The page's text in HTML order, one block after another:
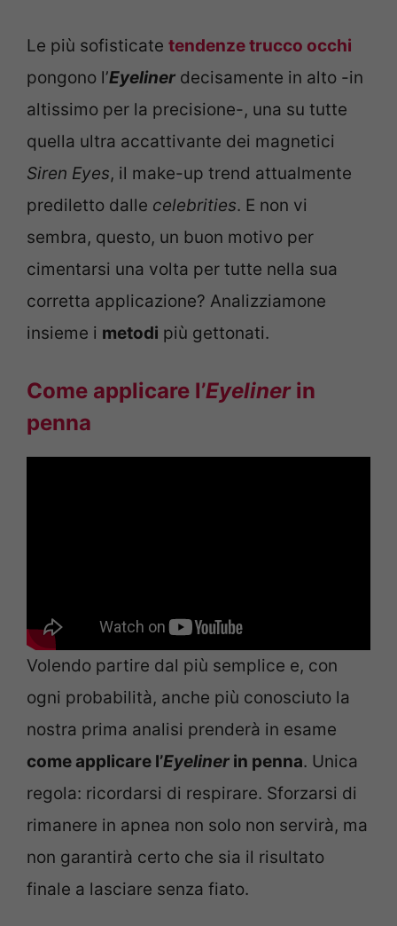
Le più sofisticate tendenze trucco occhi
pongono l’Eyeliner decisamente in alto -in
altissimo per la precisione-, una su tutte
quella ultra accattivante dei magnetici
Siren Eyes, il make-up trend attualmente
prediletto dalle celebrities. E non vi
sembra, questo, un buon motivo per
cimentarsi una volta per tutte nella sua
corretta applicazione? Analizziamone
insieme i metodi più gettonati.
Come applicare l’Eyelinerin
penna
Volendo partire dal più semplice e, con
ogni probabilità, anche più conosciuto la
nostra prima analisi prenderà in esame
come applicare l’Eyeliner in penna. Unica
regola: ricordarsi di respirare. Sforzarsi di
rimanere in apnea non solo non servirà, ma
non garantirà certo che sia il risultato
finale a lasciare senza fiato.